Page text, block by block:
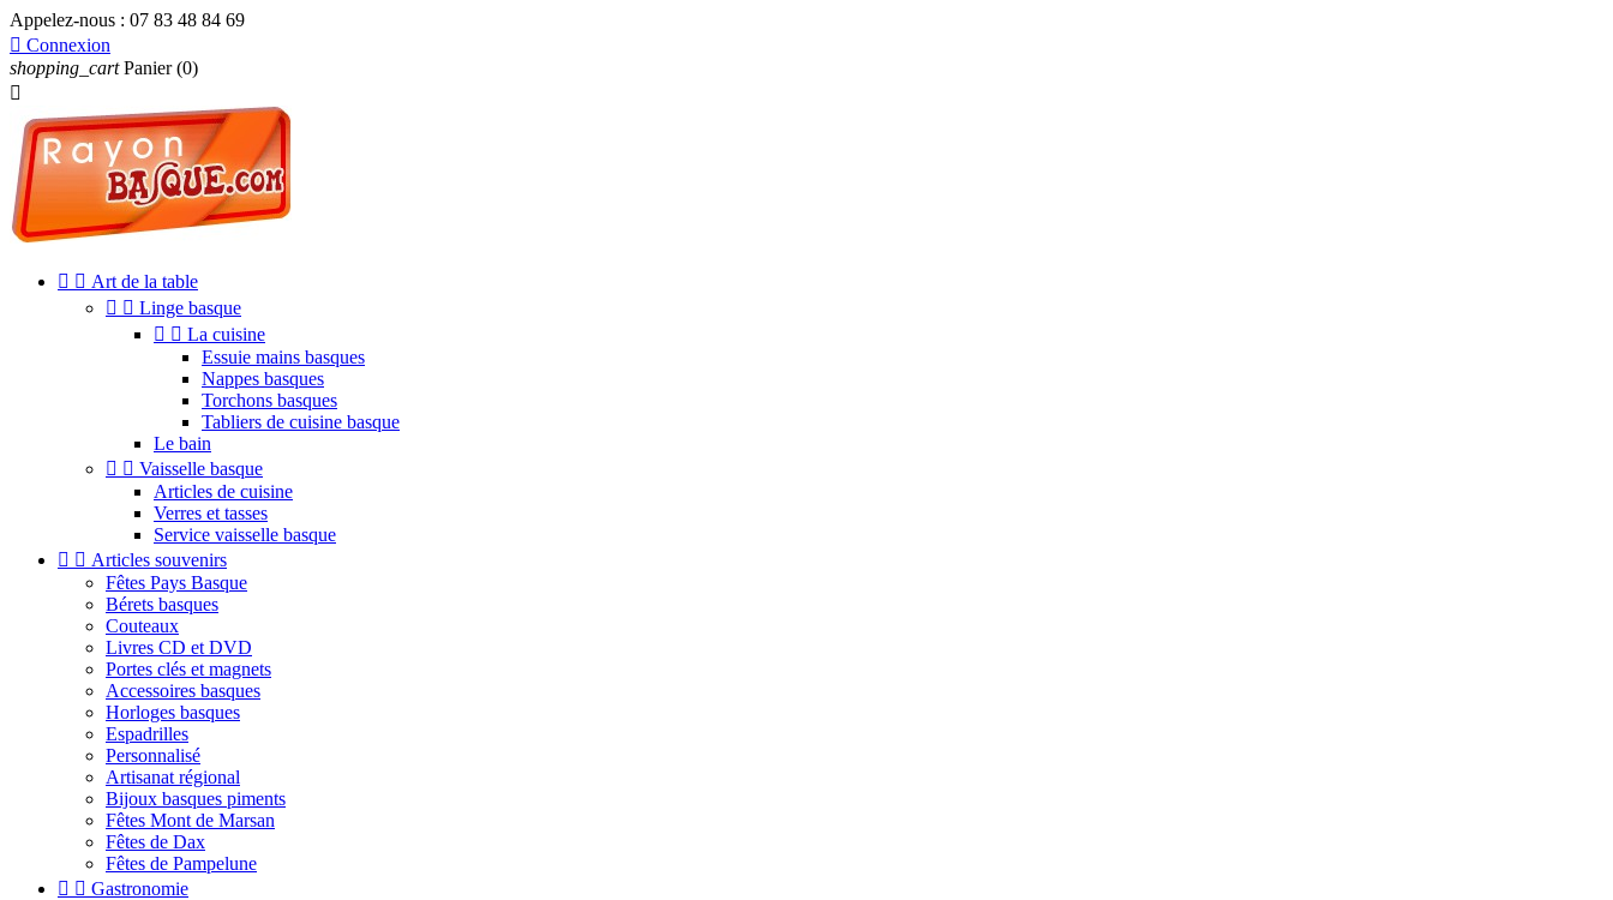
Appelez-nous : 07 83 48 84 69
 Connexion
shopping_cart Panier (0)

  Art de la table
  Linge basque
  La cuisine
Essuie mains basques
Nappes basques
Torchons basques
Tabliers de cuisine basque
Le bain
  Vaisselle basque
Articles de cuisine
Verres et tasses
Service vaisselle basque
  Articles souvenirs
Fêtes Pays Basque
Bérets basques
Couteaux
Livres CD et DVD
Portes clés et magnets
Accessoires basques
Horloges basques
Espadrilles
Personnalisé
Artisanat régional
Bijoux basques piments
Fêtes Mont de Marsan
Fêtes de Dax
Fêtes de Pampelune
  Gastronomie